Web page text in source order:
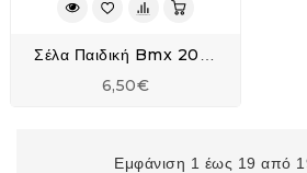
6,50€
Εμφάνιση 1 έως 19 από